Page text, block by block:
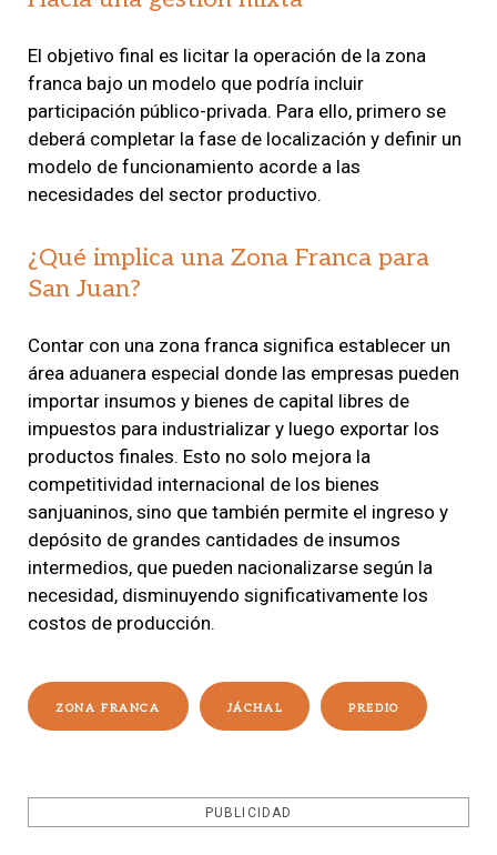
El objetivo final es licitar la operación de la zona
franca bajo un modelo que podría incluir
participación público-privada. Para ello, primero se
deberá completar la fase de localización y definir un
modelo de funcionamiento acorde a las
necesidades del sector productivo.
¿Qué implica una Zona Franca para
San Juan?
Contar con una zona franca significa establecer un
área aduanera especial donde las empresas pueden
importar insumos y bienes de capital libres de
impuestos para industrializar y luego exportar los
productos finales. Esto no solo mejora la
competitividad internacional de los bienes
sanjuaninos, sino que también permite el ingreso y
depósito de grandes cantidades de insumos
intermedios, que pueden nacionalizarse según la
necesidad, disminuyendo significativamente los
costos de producción.
ZONA FRANCA JÁCHAL PREDIO
PUBLICIDAD